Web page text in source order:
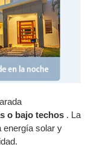
o bajo techos . La
energía solar y